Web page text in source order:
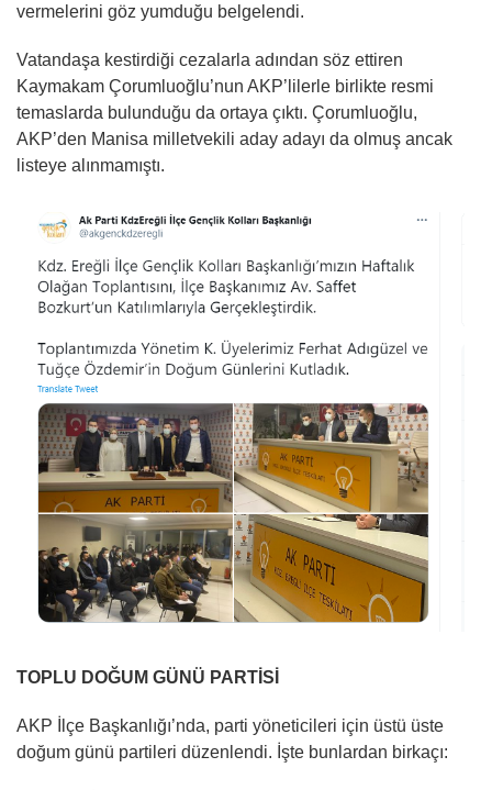
vermelerini göz yumduğu belgelendi.
Vatandaşa kestirdiği cezalarla adından söz ettiren
Kaymakam Çorumluoğlu’nun AKP’lilerle birlikte resmi
temaslarda bulunduğu da ortaya çıktı. Çorumluoğlu,
AKP’den Manisa milletvekili aday adayı da olmuş ancak
listeye alınmamıştı.
TOPLU DOĞUM GÜNÜ PARTİSİ
AKP İlçe Başkanlığı’nda, parti yöneticileri için üstü üste
doğum günü partileri düzenlendi. İşte bunlardan birkaçı: